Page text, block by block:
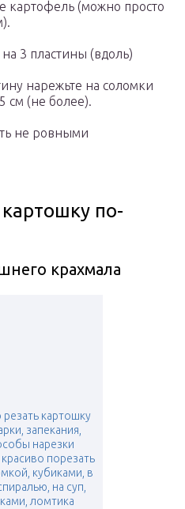
картофель (можно просто
3 пластины (вдоль)
нарежьте на соломки
см (не более).
не ровными
по-
крахмала
резать картошку
запекания,
нарезки
порезать
кубиками, в
на суп,
ломтика